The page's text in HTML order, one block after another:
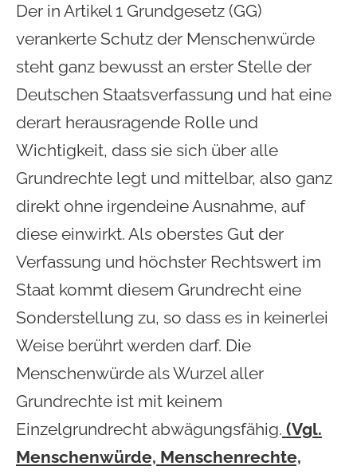
Der in Artikel 1 Grundgesetz (GG)
verankerte Schutz der Menschenwürde
steht ganz bewusst an erster Stelle der
Deutschen Staatsverfassung und hat eine
derart herausragende Rolle und
Wichtigkeit, dass sie sich über alle
Grundrechte legt und mittelbar, also ganz
direkt ohne irgendeine Ausnahme, auf
diese einwirkt. Als oberstes Gut der
Verfassung und höchster Rechtswert im
Staat kommt diesem Grundrecht eine
Sonderstellung zu, so dass es in keinerlei
Weise berührt werden darf. Die
Menschenwürde als Wurzel aller
Grundrechte ist mit keinem
Einzelgrundrecht abwägungsfähig. (Vgl.
Menschenwürde, Menschenrechte,